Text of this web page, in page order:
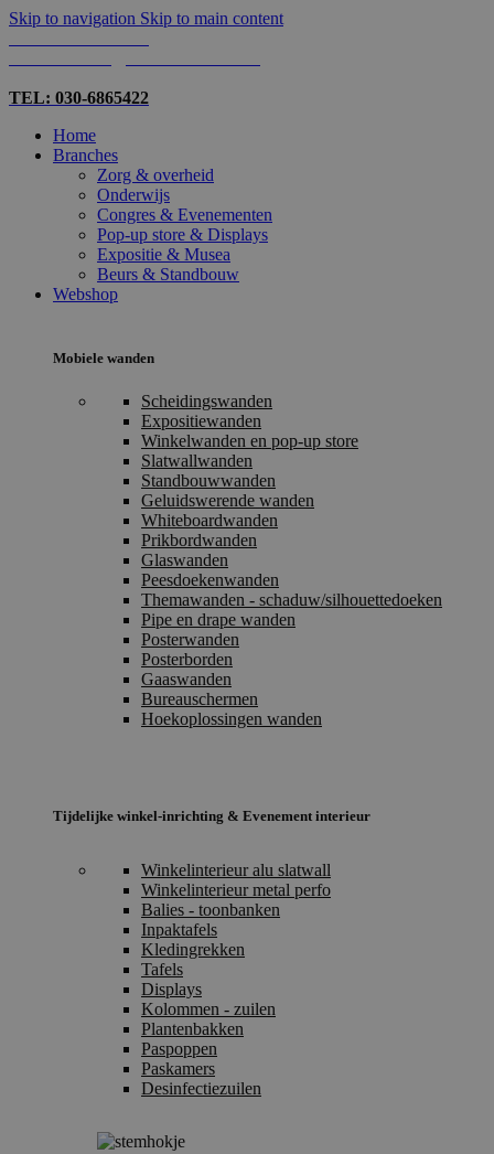
Skip to navigation Skip to main content
TEL: 030-6865422
Home
Branches
Zorg & overheid
Onderwijs
Congres & Evenementen
Pop-up store & Displays
Expositie & Musea
Beurs & Standbouw
Webshop
Mobiele wanden
Scheidingswanden
Expositiewanden
Winkelwanden en pop-up store
Slatwallwanden
Standbouwwanden
Geluidswerende wanden
Whiteboardwanden
Prikbordwanden
Glaswanden
Peesdoekenwanden
Themawanden - schaduw/silhouettedoeken
Pipe en drape wanden
Posterwanden
Posterborden
Gaaswanden
Bureauschermen
Hoekoplossingen wanden
Tijdelijke winkel-inrichting & Evenement interieur
Winkelinterieur alu slatwall
Winkelinterieur metal perfo
Balies - toonbanken
Inpaktafels
Kledingrekken
Tafels
Displays
Kolommen - zuilen
Plantenbakken
Paspoppen
Paskamers
Desinfectiezuilen